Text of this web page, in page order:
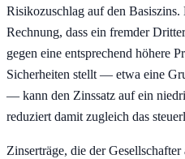
Risikozuschlag auf den Basiszins.
Rechnung, dass ein fremder
gegen eine entsprechend höhere
Sicherheiten stellt — etwa eine
— kann den Zinssatz auf ein
reduziert damit zugleich das
Zinserträge, die der